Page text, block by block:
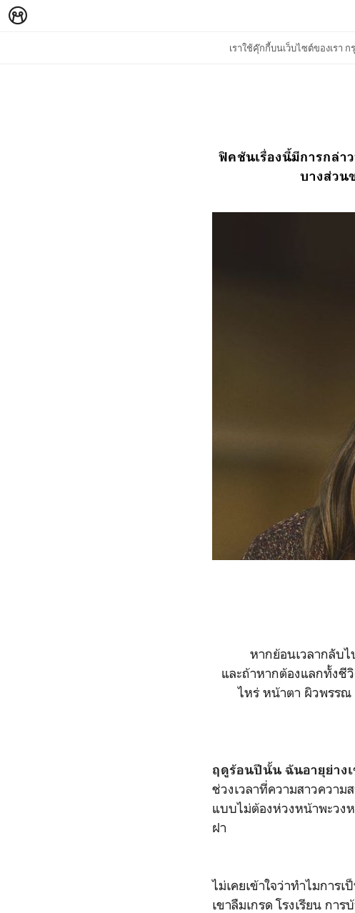
เราใช้คุ๊กกี้บนเว็บไซต์ของเรา
ฟิคชันเรื่องนี้มีการกล่า
บางส่วน
หากย้อนเวลากลับ
และถ้าหากต้องแลกทั้งชี
ไหร่ หน้าตา ผิวพรรณ
ฤดูร้อนปีนั้น ฉันอายุย่างเ
ช่วงเวลาที่ความสาวความ
แบบไม่ต้องห่วงหน้าพะวง
ฝา
ไม่เคยเข้าใจว่าทำไมการ
เขาลืมเกรด โรงเรียน กา